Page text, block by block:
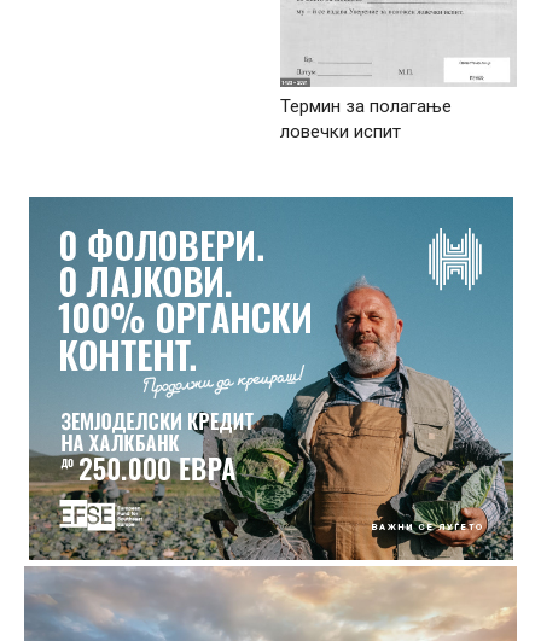
Термин за полагање
ловечки испит